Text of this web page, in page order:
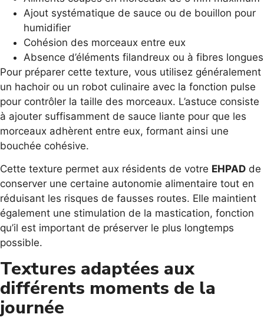
Ajout systématique de sauce ou de bouillon pour
humidifier
Cohésion des morceaux entre eux
Absence d’éléments filandreux ou à fibres longues
Pour préparer cette texture, vous utilisez généralement
un hachoir ou un robot culinaire avec la fonction pulse
pour contrôler la taille des morceaux. L’astuce consiste
à ajouter suffisamment de sauce liante pour que les
morceaux adhèrent entre eux, formant ainsi une
bouchée cohésive.
Cette texture permet aux résidents de votre EHPAD de
conserver une certaine autonomie alimentaire tout en
réduisant les risques de fausses routes. Elle maintient
également une stimulation de la mastication, fonction
qu’il est important de préserver le plus longtemps
possible.
Textures adaptées aux
différents moments de la
journée